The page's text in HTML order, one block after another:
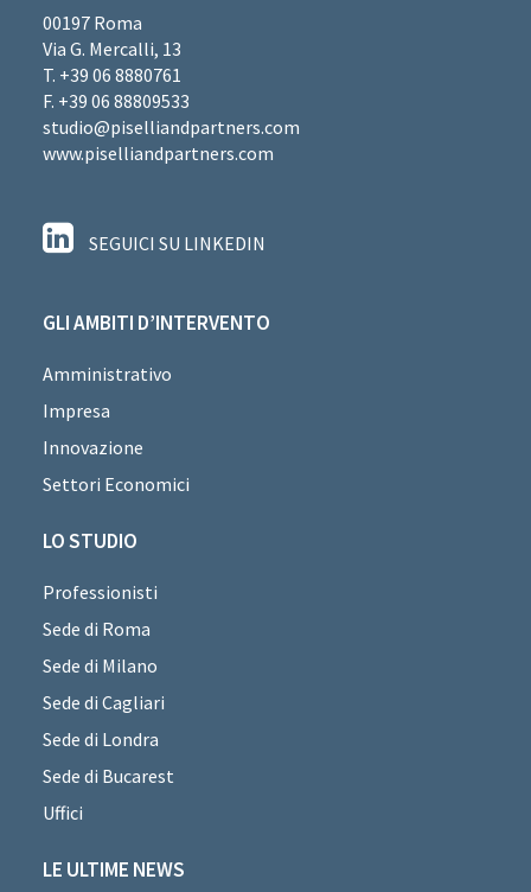
00197 Roma
Via G. Mercalli, 13
T. +39 06 8880761
F. +39 06 88809533
studio@piselliandpartners.com
www.piselliandpartners.com
SEGUICI SU LINKEDIN
GLI AMBITI D’INTERVENTO
Amministrativo
Impresa
Innovazione
Settori Economici
LO STUDIO
Professionisti
Sede di Roma
Sede di Milano
Sede di Cagliari
Sede di Londra
Sede di Bucarest
Uffici
LE ULTIME NEWS